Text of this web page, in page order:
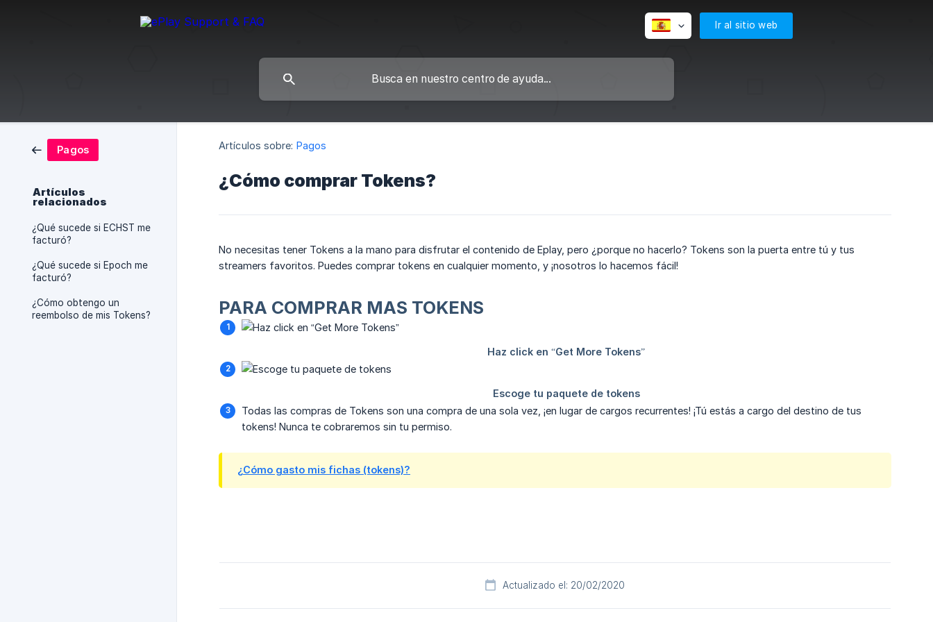
Ir al sitio web
Pagos
Artículos
relacionados
¿Qué sucede si ECHST me
facturó?
¿Qué sucede si Epoch me
facturó?
¿Cómo obtengo un
reembolso de mis Tokens?
Artículos sobre: Pagos
¿Cómo comprar Tokens?
No necesitas tener Tokens a la mano para disfrutar el contenido de Eplay, pero ¿porque no hacerlo? Tokens son la puerta entre tú y tus
streamers favoritos. Puedes comprar tokens en cualquier momento, y ¡nosotros lo hacemos fácil!
PARA COMPRAR MAS TOKENS
Todas las compras de Tokens son una compra de una sola vez, ¡en lugar de cargos recurrentes! ¡Tú estás a cargo del destino de tus
tokens! Nunca te cobraremos sin tu permiso.
¿Cómo gasto mis fichas (tokens)?
Actualizado el: 20/02/2020